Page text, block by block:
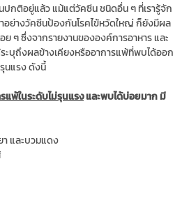
ปกติอยู่แล้ว แม้แต่วัคซีน ชนิดอื่น ๆ ที่เรารู้จัก
อย่างวัคซีนป้องกันโรคไข้หวัดใหญ่ ก็ยังมีผล
ย ๆ ซึ่งจากรายงานขององค์การอาหาร และ
ระบุถึงผลข้างเคียงหรืออาการแพ้ที่พบได้ออก
นแรง ดังนี้
แพ้ในระดับไม่รุนแรงและพบได้บ่อยมาก มี
และบวมแดง